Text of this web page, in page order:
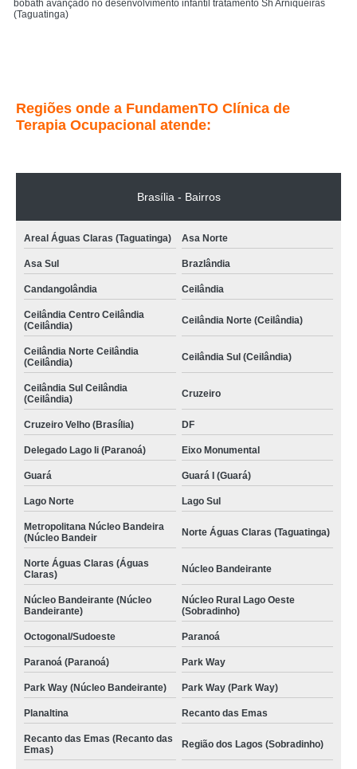
bobath avançado no desenvolvimento infantil tratamento Sh Arniqueiras
(Taguatinga)
Regiões onde a FundamenTO Clínica de
Terapia Ocupacional atende:
Brasília - Bairros
Areal Águas Claras (Taguatinga) Asa Norte
Asa Sul Brazlândia
Candangolândia Ceilândia
Ceilândia Centro Ceilândia
(Ceilândia)
Ceilândia Norte (Ceilândia)
Ceilândia Norte Ceilândia
(Ceilândia)
Ceilândia Sul (Ceilândia)
Ceilândia Sul Ceilândia
(Ceilândia)
Cruzeiro
Cruzeiro Velho (Brasília) DF
Delegado Lago Ii (Paranoá) Eixo Monumental
Guará Guará I (Guará)
Lago Norte Lago Sul
Metropolitana Núcleo Bandeira
(Núcleo Bandeir
Norte Águas Claras (Taguatinga)
Norte Águas Claras (Águas
Claras)
Núcleo Bandeirante
Núcleo Bandeirante (Núcleo
Bandeirante)
Núcleo Rural Lago Oeste
(Sobradinho)
Octogonal/Sudoeste Paranoá
Paranoá (Paranoá) Park Way
Park Way (Núcleo Bandeirante) Park Way (Park Way)
Planaltina Recanto das Emas
Recanto das Emas (Recanto das
Emas)
Região dos Lagos (Sobradinho)